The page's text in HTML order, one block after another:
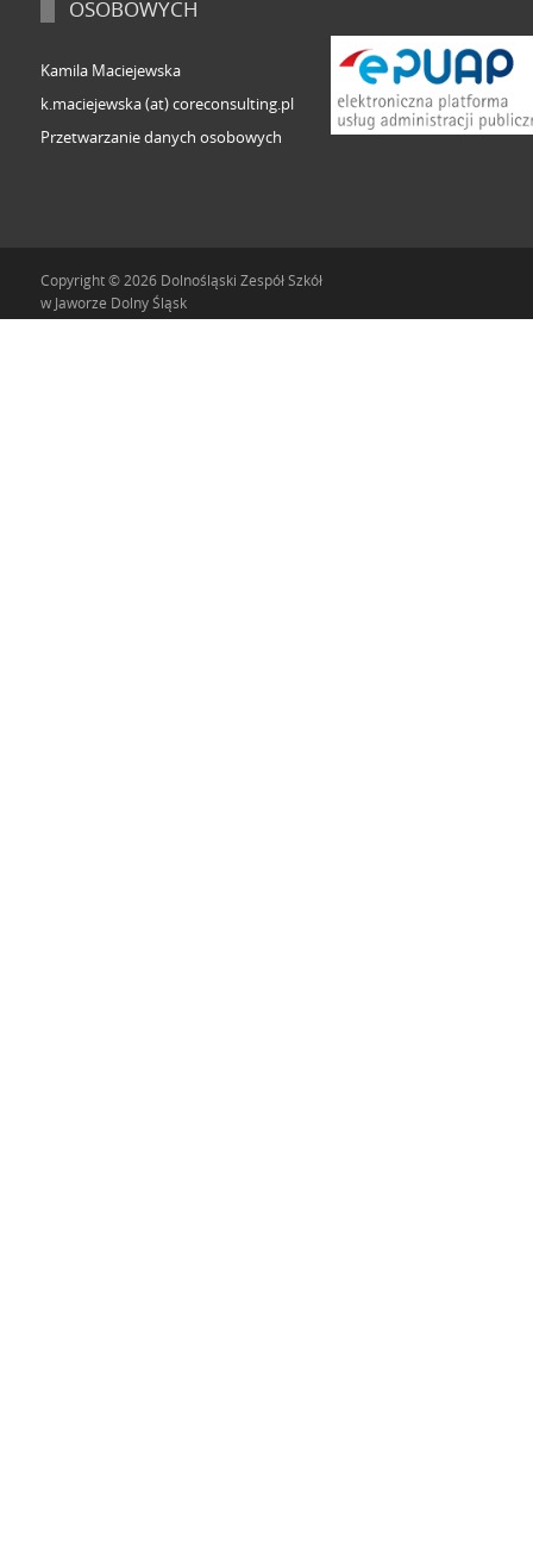
OSOBOWYCH
Kamila Maciejewska
k.maciejewska (at) coreconsulting.pl
Przetwarzanie danych osobowych
Copyright © 2026 Dolnośląski Zespół Szkół
w Jaworze Dolny Śląsk